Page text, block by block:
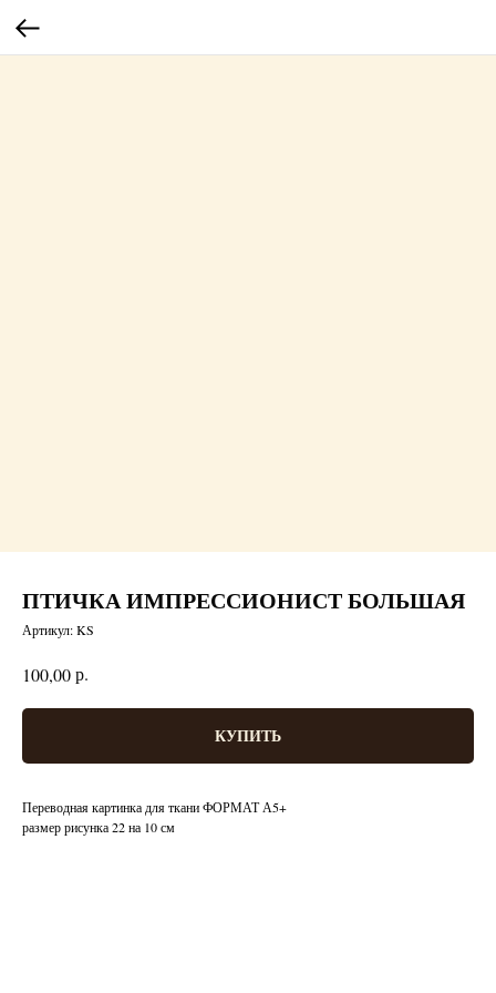
ПТИЧКА ИМПРЕССИОНИСТ БОЛЬШАЯ
Артикул:KS
100,00р.
КУПИТЬ
Переводная картинка для ткани ФОРМАТ А5+
размер рисунка 22 на 10 см